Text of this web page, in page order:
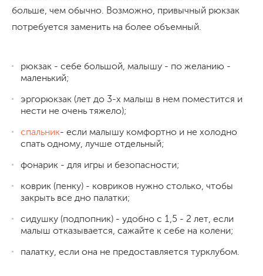
больше, чем обычно. Возможно, привычный рюкзак
потребуется заменить на более объемный.
рюкзак - себе большой, малышу - по желанию -
маленький;
эргорюкзак (лет до 3-х малыш в нем поместится и
нести не очень тяжело);
спальник- если малышу комфортно и не холодно
спать одному, лучше отдельный;
фонарик - для игры и безопасности;
коврик (пенку) - ковриков нужно столько, чтобы
закрыть все дно палатки;
сидушку (подпопник) - удобно с 1,5 - 2 лет, если
малыш отказывается, сажайте к себе на колени;
палатку, если она не предоставляется турклубом.